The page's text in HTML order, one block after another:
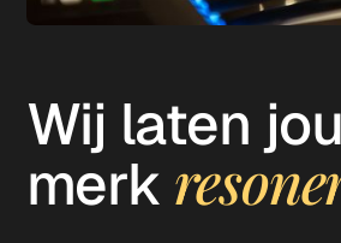
Wij laten
merk